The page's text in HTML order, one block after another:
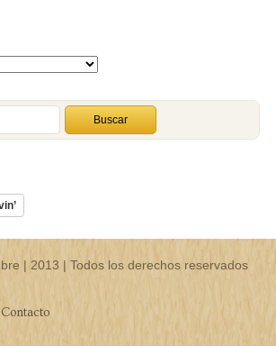
| 2013 | Todos los derechos reservados
Contacto